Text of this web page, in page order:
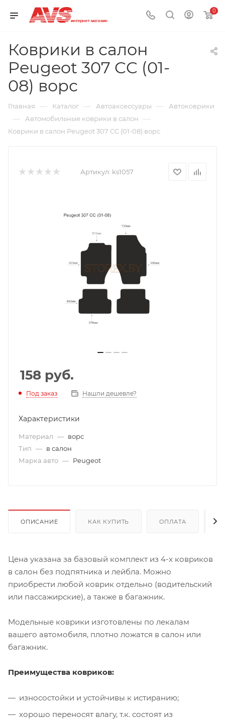
0
Коврики в салон
Peugeot 307 CC (01-
08) ворс
Главная — Каталог — Автоаксессуары — Автоковрики
— Автомобильные коврики в салон —
Коврики в салон Peugeot 307 CC (01-08) ворс
Артикул: ks1057
158 руб.
Под заказ Нашли дешевле?
Характеристики
Материал — ворс
Тип — в салон
Марка авто — Peugeot
ОПИСАНИЕ КАК КУПИТЬ ОПЛАТА
Цена указана за базовый комплект из 4-х ковриков
в салон без подпятника и лейбла. Можно
приобрести любой коврик отдельно (водительский
или пассажирские), а также в багажник.
Модельные коврики изготовлены по лекалам
вашего автомобиля, плотно ложатся в салон или
багажник.
Преимущества ковриков:
износостойки и устойчивы к истиранию;
хорошо переносят влагу, т.к. состоят из